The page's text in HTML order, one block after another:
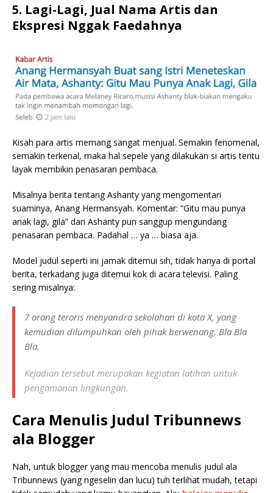
5. Lagi-Lagi, Jual Nama Artis dan
Ekspresi Nggak Faedahnya
Kisah para artis memang sangat menjual. Semakin fenomenal,
semakin terkenal, maka hal sepele yang dilakukan si artis tentu
layak membikin penasaran pembaca.
Misalnya berita tentang Ashanty yang mengomentari
suaminya, Anang Hermansyah. Komentar: “Gitu mau punya
anak lagi, gila” dari Ashanty pun sanggup mengundang
penasaran pembaca. Padahal … ya … biasa aja.
Model judul seperti ini jamak ditemui sih, tidak hanya di portal
berita, terkadang juga ditemui kok di acara televisi. Paling
sering misalnya:
7 orang teroris menyandra sekolahan di kota X, yang
kemudian dilumpuhkan oleh pihak berwenang. Bla Bla
Bla.
Kejadian tersebut merupakan kegiatan latihan untuk
pengamanan lingkungan.
Cara Menulis Judul Tribunnews
ala Blogger
Nah, untuk blogger yang mau mencoba menulis judul ala
Tribunnews (yang ngeselin dan lucu) tuh terlihat mudah, tetapi